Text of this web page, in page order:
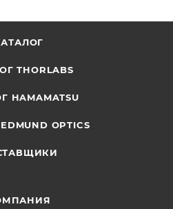
THORLABS
HAMAMATSU
OPTICS